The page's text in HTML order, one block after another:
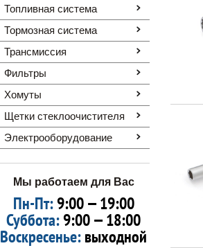
Топливная система
Тормозная система
Трансмиссия
Фильтры
Хомуты
Щетки стеклоочистителя
Электрооборудование
Мы работаем для Вас
Пн-Пт:9:00 — 19:00
Суббота:9:00 — 18:00
Воскресенье:выходной